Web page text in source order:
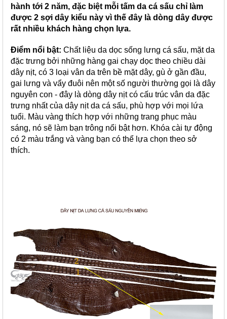
hành tới 2 năm, đặc biệt mỗi tấm da cá sấu chỉ làm
được 2 sợi dây kiểu này vì thế đây là dòng dây được
rất nhiều khách hàng chọn lựa.
Điểm nổi bật: Chất liệu da dọc sống lưng cá sấu, mặt da
đặc trưng bởi những hàng gai chạy dọc theo chiều dài
dây nịt, có 3 loại vân da trên bề mặt dây, gù ở gần đầu,
gai lưng và vẩy đuôi nên một số người thường gọi là dây
nguyên con - đây là dòng dây nịt có cấu trúc vân da đặc
trưng nhất của dây nịt da cá sấu, phù hợp với mọi lứa
tuổi. Màu vàng thích hợp với những trang phục màu
sáng, nó sẽ làm bạn trông nổi bật hơn. Khóa cài tự động
có 2 màu trắng và vàng bạn có thể lựa chọn theo sở
thích.